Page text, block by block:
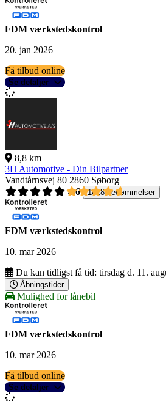
FDM værkstedskontrol
20. jan 2026
Få tilbud online
Se detaljer
8,8 km
3H Automotive - Din Bilpartner
Vandtårnsvej 80 2860 Søborg
4,6
1618 bedømmelser
FDM værkstedskontrol
10. mar 2026
Du kan tidligst få tid: tirsdag d. 11.
Åbningstider
Mulighed for lånebil
FDM værkstedskontrol
10. mar 2026
Få tilbud online
Se detaljer